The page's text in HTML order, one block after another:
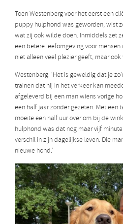
Toen Westenberg voor het eerst een
puppy hulphond was geworden, wist
wat zij ook wilde doen. Inmiddels zet
een betere leefomgeving voor
niet alleen veel plezier geeft, maar ook
Westenberg: ‘Het is geweldig dat je
trainen dat hij in het verkeer kan
afgeleverd bij een man wiens vorige
een half jaar zonder gezeten. Met een
moeite een half uur over om bij de
hulphond was dat nog maar vijf
verschil in zijn dagelijkse leven. Die
nieuwe hond.’